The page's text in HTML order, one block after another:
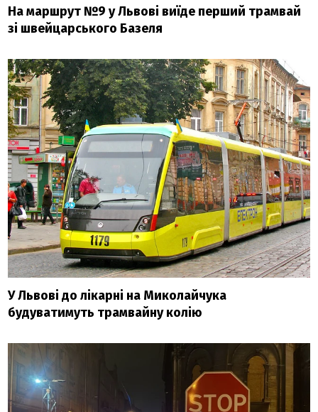
На маршрут №9 у Львові виїде перший трамвай
зі швейцарського Базеля
У Львові до лікарні на Миколайчука
будуватимуть трамвайну колію